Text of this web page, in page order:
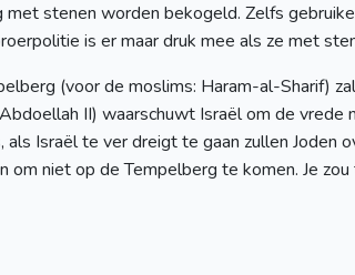
met stenen worden bekogeld. Zelfs
is er maar druk mee als ze met
(voor de moslims: Haram-al-Sharif)
II) waarschuwt Israël om de vrede
Israël te ver dreigt te gaan zullen Joden
om niet op de Tempelberg te komen. Je